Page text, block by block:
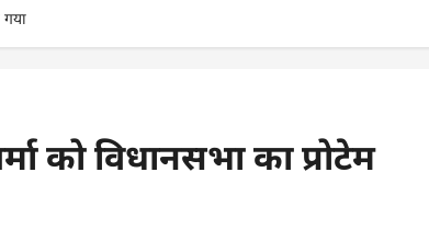
गया
को विधानसभा का प्रोटेम